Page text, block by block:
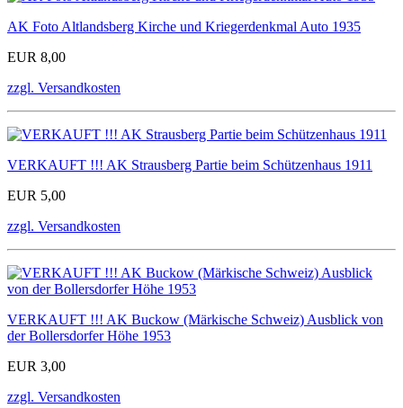
AK Foto Altlandsberg Kirche und Kriegerdenkmal Auto 1935
EUR 8,00
zzgl. Versandkosten
VERKAUFT !!! AK Strausberg Partie beim Schützenhaus 1911
EUR 5,00
zzgl. Versandkosten
VERKAUFT !!! AK Buckow (Märkische Schweiz) Ausblick von
der Bollersdorfer Höhe 1953
EUR 3,00
zzgl. Versandkosten